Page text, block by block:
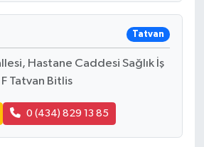
Tatvan
Hastane Caddesi Sağlık İş
Tatvan Bitlis
0 (434) 829 13 85